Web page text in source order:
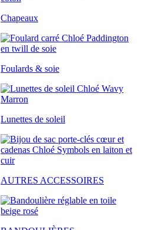
Chapeaux
Foulards & soie
Lunettes de soleil
AUTRES ACCESSOIRES